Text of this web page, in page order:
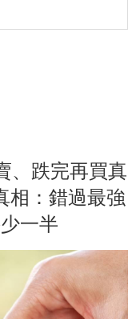
、跌完再買真
相：錯過最強
一半